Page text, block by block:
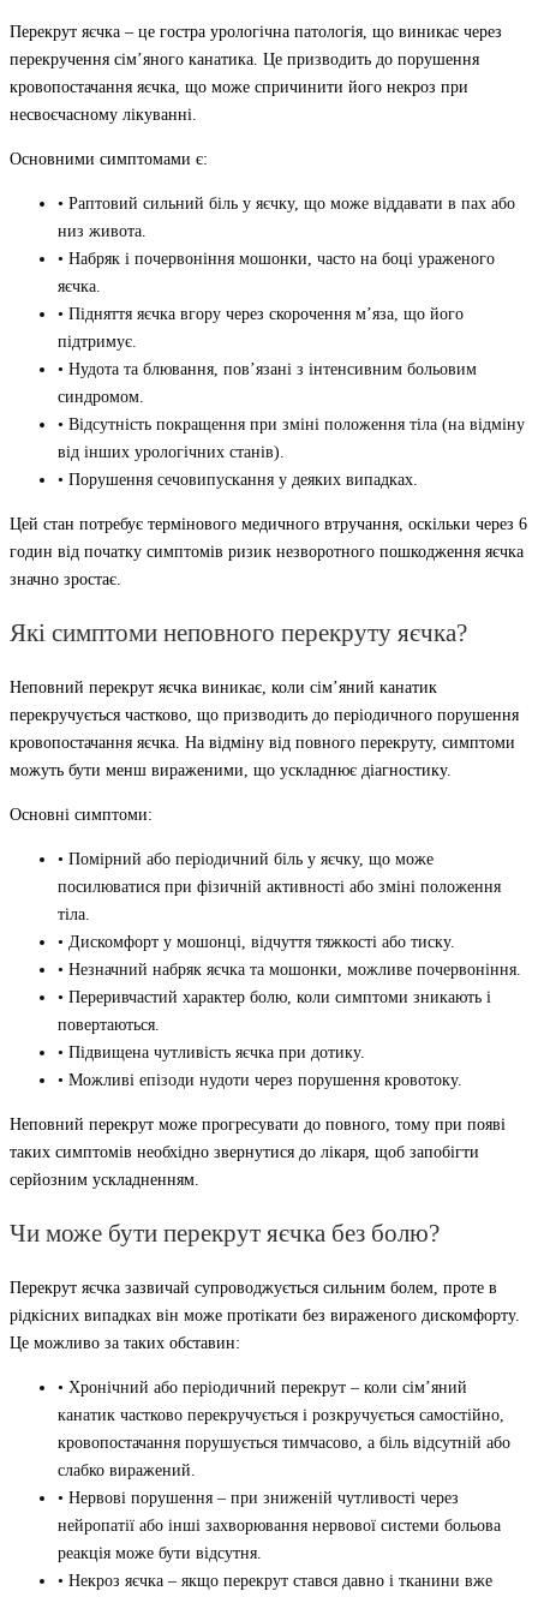
Перекрут яєчка – це гостра урологічна патологія, що виникає через
перекручення сім’яного канатика. Це призводить до порушення
кровопостачання яєчка, що може спричинити його некроз при
несвоєчасному лікуванні.
Основними симптомами є:
• Раптовий сильний біль у яєчку, що може віддавати в пах або
низ живота.
• Набряк і почервоніння мошонки, часто на боці ураженого
яєчка.
• Підняття яєчка вгору через скорочення м’яза, що його
підтримує.
• Нудота та блювання, пов’язані з інтенсивним больовим
синдромом.
• Відсутність покращення при зміні положення тіла (на відміну
від інших урологічних станів).
• Порушення сечовипускання у деяких випадках.
Цей стан потребує термінового медичного втручання, оскільки через 6
годин від початку симптомів ризик незворотного пошкодження яєчка
значно зростає.
Які симптоми неповного перекруту яєчка?
Неповний перекрут яєчка виникає, коли сім’яний канатик
перекручується частково, що призводить до періодичного порушення
кровопостачання яєчка. На відміну від повного перекруту, симптоми
можуть бути менш вираженими, що ускладнює діагностику.
Основні симптоми:
• Помірний або періодичний біль у яєчку, що може
посилюватися при фізичній активності або зміні положення
тіла.
• Дискомфорт у мошонці, відчуття тяжкості або тиску.
• Незначний набряк яєчка та мошонки, можливе почервоніння.
• Переривчастий характер болю, коли симптоми зникають і
повертаються.
• Підвищена чутливість яєчка при дотику.
• Можливі епізоди нудоти через порушення кровотоку.
Неповний перекрут може прогресувати до повного, тому при появі
таких симптомів необхідно звернутися до лікаря, щоб запобігти
серйозним ускладненням.
Чи може бути перекрут яєчка без болю?
Перекрут яєчка зазвичай супроводжується сильним болем, проте в
рідкісних випадках він може протікати без вираженого дискомфорту.
Це можливо за таких обставин:
• Хронічний або періодичний перекрут – коли сім’яний
канатик частково перекручується і розкручується самостійно,
кровопостачання порушується тимчасово, а біль відсутній або
слабко виражений.
• Нервові порушення – при зниженій чутливості через
нейропатії або інші захворювання нервової системи больова
реакція може бути відсутня.
• Некроз яєчка – якщо перекрут стався давно і тканини вже